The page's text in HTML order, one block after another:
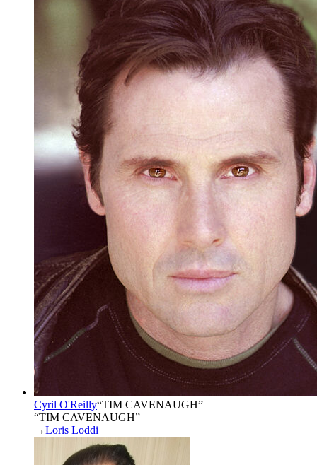
Cyril O'Reilly“TIM CAVENAUGH”
“TIM CAVENAUGH”
→Loris Loddi